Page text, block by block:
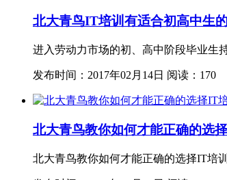
北大青鸟IT培训有适合初高中生
进入劳动力市场的初、高中阶段毕业生
发布时间：2017年02月14日 阅读：170
北大青鸟教你如何才能正确的选
北大青鸟教你如何才能正确的选择IT培